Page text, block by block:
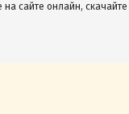
сайте онлайн,